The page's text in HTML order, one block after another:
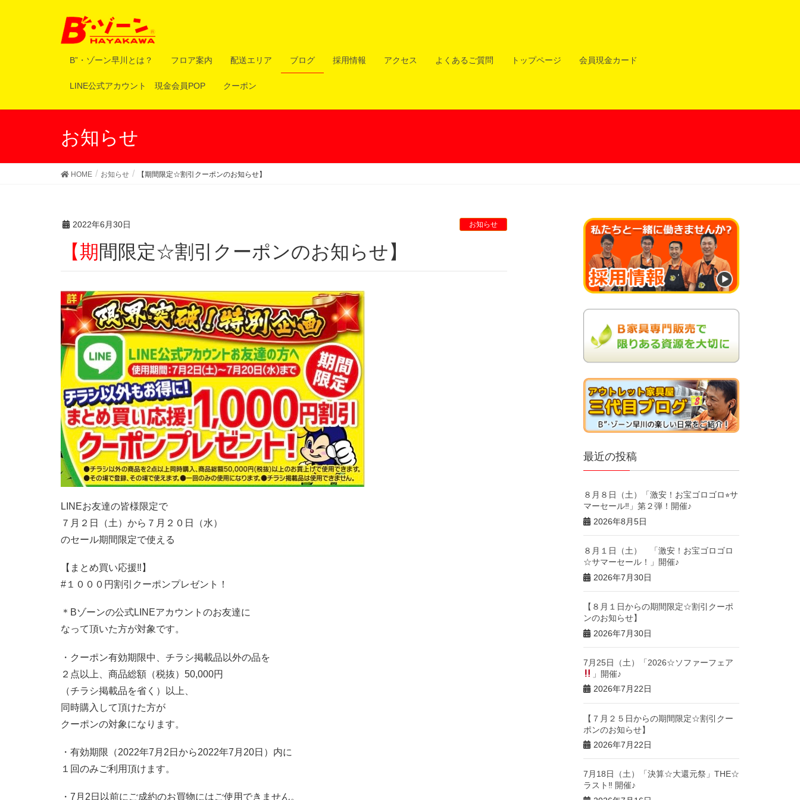
B”・ゾーン早川とは？ フロア案内 配送エリア ブログ 採用情報 アクセス よくあるご質問 トップページ 会員現金カード
LINE公式アカウント 現金会員POP クーポン
お知らせ
HOME お知らせ 【期間限定☆割引クーポンのお知らせ】
2022年6月30日 お知らせ
【期間限定☆割引クーポンのお知らせ】
LINEお友達の皆様限定で
７月２日（土）から７月２０日（水）
のセール期間限定で使える
【まとめ買い応援‼︎】
#１０００円割引クーポンプレゼント！
＊Bゾーンの公式LINEアカウントのお友達に
なって頂いた方が対象です。
・クーポン有効期限中、チラシ掲載品以外の品を
２点以上、商品総額（税抜）50,000円
（チラシ掲載品を省く）以上、
同時購入して頂けた方が
クーポンの対象になります。
・有効期限（2022年7月2日から2022年7月20日）内に
１回のみご利用頂けます。
・7月2日以前にご成約のお買物にはご使用できません。
最近の投稿
８月８日（土）「激安！お宝ゴロゴロ⭐︎サ
マーセール‼︎」第２弾！開催♪
2026年8月5日
８月１日（土） 「激安！お宝ゴロゴロ
☆サマーセール！」開催♪
2026年7月30日
【８月１日からの期間限定☆割引クーポ
ンのお知らせ】
2026年7月30日
7月25日（土）「2026☆ソファーフェア
」開催♪
2026年7月22日
【７月２５日からの期間限定☆割引クー
ポンのお知らせ】
2026年7月22日
7月18日（土）「決算☆大還元祭」THE☆
ラスト‼︎ 開催♪